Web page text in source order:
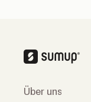
Über uns